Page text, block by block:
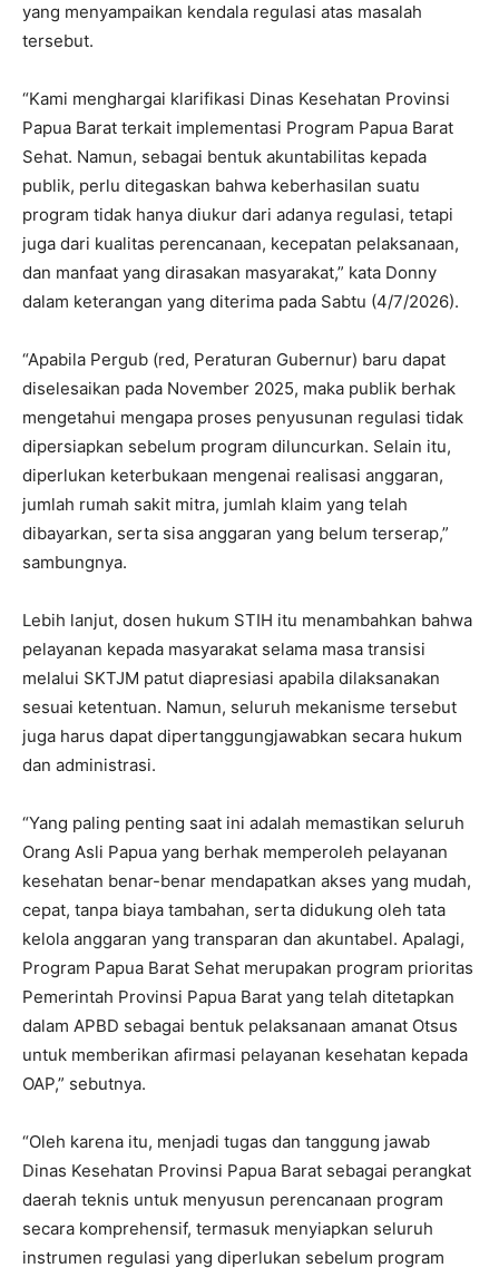
yang menyampaikan kendala regulasi atas masalah
tersebut.
“Kami menghargai klarifikasi Dinas Kesehatan Provinsi
Papua Barat terkait implementasi Program Papua Barat
Sehat. Namun, sebagai bentuk akuntabilitas kepada
publik, perlu ditegaskan bahwa keberhasilan suatu
program tidak hanya diukur dari adanya regulasi, tetapi
juga dari kualitas perencanaan, kecepatan pelaksanaan,
dan manfaat yang dirasakan masyarakat,” kata Donny
dalam keterangan yang diterima pada Sabtu (4/7/2026).
“Apabila Pergub (red, Peraturan Gubernur) baru dapat
diselesaikan pada November 2025, maka publik berhak
mengetahui mengapa proses penyusunan regulasi tidak
dipersiapkan sebelum program diluncurkan. Selain itu,
diperlukan keterbukaan mengenai realisasi anggaran,
jumlah rumah sakit mitra, jumlah klaim yang telah
dibayarkan, serta sisa anggaran yang belum terserap,”
sambungnya.
Lebih lanjut, dosen hukum STIH itu menambahkan bahwa
pelayanan kepada masyarakat selama masa transisi
melalui SKTJM patut diapresiasi apabila dilaksanakan
sesuai ketentuan. Namun, seluruh mekanisme tersebut
juga harus dapat dipertanggungjawabkan secara hukum
dan administrasi.
“Yang paling penting saat ini adalah memastikan seluruh
Orang Asli Papua yang berhak memperoleh pelayanan
kesehatan benar-benar mendapatkan akses yang mudah,
cepat, tanpa biaya tambahan, serta didukung oleh tata
kelola anggaran yang transparan dan akuntabel. Apalagi,
Program Papua Barat Sehat merupakan program prioritas
Pemerintah Provinsi Papua Barat yang telah ditetapkan
dalam APBD sebagai bentuk pelaksanaan amanat Otsus
untuk memberikan afirmasi pelayanan kesehatan kepada
OAP,” sebutnya.
“Oleh karena itu, menjadi tugas dan tanggung jawab
Dinas Kesehatan Provinsi Papua Barat sebagai perangkat
daerah teknis untuk menyusun perencanaan program
secara komprehensif, termasuk menyiapkan seluruh
instrumen regulasi yang diperlukan sebelum program